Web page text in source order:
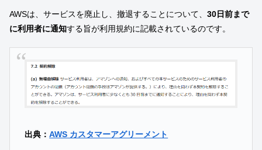
AWSは、サービスを廃止し、撤退することについて、 30日前まで
に利用者に通知する旨が利用規約に記載されているのです。
出典：AWS カスタマーアグリーメント